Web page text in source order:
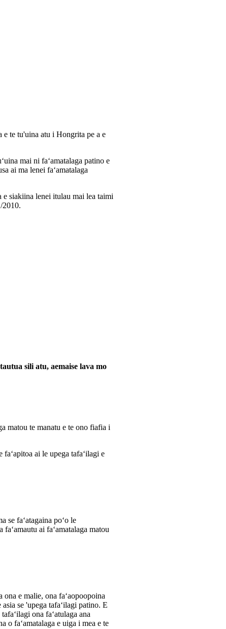
e te tu'uina atu i Hongrita pe a e
mai ni faʻamatalaga patino e
ai ma lenei faʻamatalaga
siakiina lenei itulau mai lea taimi
2010.
sili atu, aemaise lava mo
matou te manatu e te ono fiafia i
ai le upega tafaʻilagi e
se faʻatagaina poʻo le
ai faʻamatalaga matou
ona e malie, ona faʻaopoopoina
se 'upega tafaʻilagi patino. E
ona faʻatulaga ana
o faʻamatalaga e uiga i mea e te